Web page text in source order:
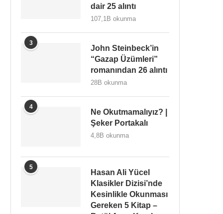
dair 25 alıntı
107,1B okunma
3
John Steinbeck’in
“Gazap Üzümleri”
romanından 26 alıntı
28B okunma
4
Ne Okutmamalıyız? |
Şeker Portakalı
4,8B okunma
5
Hasan Ali Yücel
Klasikler Dizisi’nde
Kesinlikle Okunması
Gereken 5 Kitap –